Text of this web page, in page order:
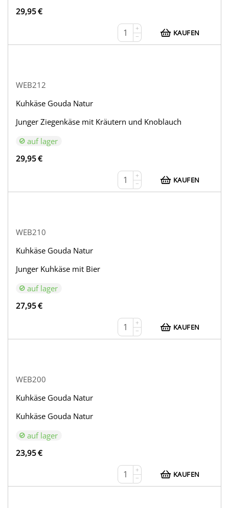
29,95€
+
−
KAUFEN
WEB212
Kuhkäse Gouda Natur
Junger Ziegenkäse mit Kräutern und Knoblauch
auf lager
29,95€
+
−
KAUFEN
WEB210
Kuhkäse Gouda Natur
Junger Kuhkäse mit Bier
auf lager
27,95€
+
−
KAUFEN
WEB200
Kuhkäse Gouda Natur
Kuhkäse Gouda Natur
auf lager
23,95€
+
−
KAUFEN